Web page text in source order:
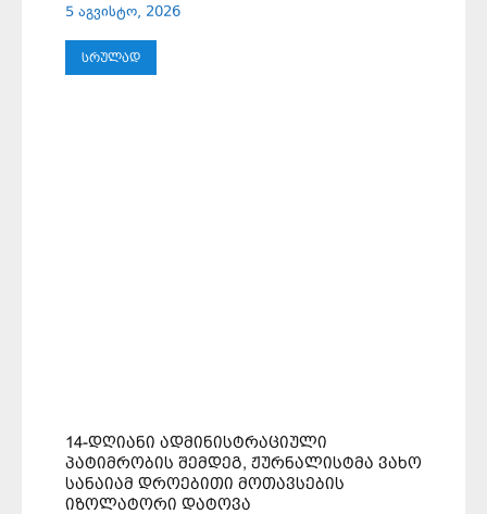
5 აგვისტო, 2026
ᲡᲠᲣᲚᲐᲓ
14-ᲓᲦᲘᲐᲜᲘ ᲐᲓᲛᲘᲜᲘᲡᲢᲠᲐᲪᲘᲣᲚᲘ
ᲞᲐᲢᲘᲛᲠᲝᲑᲘᲡ ᲨᲔᲛᲓᲔᲒ, ᲟᲣᲠᲜᲐᲚᲘᲡᲢᲛᲐ ᲕᲐᲮᲝ
ᲡᲐᲜᲐᲘᲐᲛ ᲓᲠᲝᲔᲑᲘᲗᲘ ᲛᲝᲗᲐᲕᲡᲔᲑᲘᲡ
ᲘᲖᲝᲚᲐᲢᲝᲠᲘ ᲓᲐᲢᲝᲕᲐ